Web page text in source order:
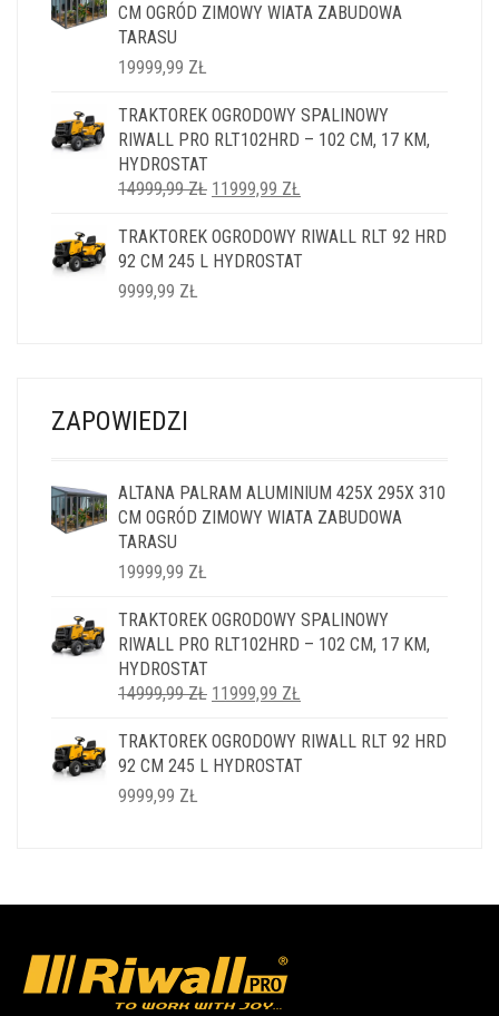
CM OGRÓD ZIMOWY WIATA ZABUDOWA
TARASU
19999,99 ZŁ
TRAKTOREK OGRODOWY SPALINOWY
RIWALL PRO RLT102HRD – 102 CM, 17 KM,
HYDROSTAT
14999,99ZŁ PIERWOTNA
WYNOSIŁA:
14999,99 ZŁ.
11999,99 ZŁ
WYNOSI:
11999,99 ZŁ.
TRAKTOREK OGRODOWY RIWALL RLT 92 HRD
92 CM 245 L HYDROSTAT
9999,99 ZŁ
ZAPOWIEDZI
ALTANA PALRAM ALUMINIUM 425X 295X 310
CM OGRÓD ZIMOWY WIATA ZABUDOWA
TARASU
19999,99 ZŁ
TRAKTOREK OGRODOWY SPALINOWY
RIWALL PRO RLT102HRD – 102 CM, 17 KM,
HYDROSTAT
14999,99ZŁ PIERWOTNA
WYNOSIŁA:
14999,99 ZŁ.
11999,99 ZŁ
WYNOSI:
11999,99 ZŁ.
TRAKTOREK OGRODOWY RIWALL RLT 92 HRD
92 CM 245 L HYDROSTAT
9999,99 ZŁ